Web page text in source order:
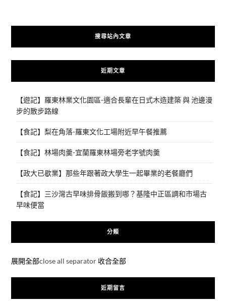
搜尋站內文章
近期文章
【遊記】羅東林業文化園區-適合長輩在日式木造建築 與 池邊漫
步的散步路線
【食記】梨在角落-羅東文化工場附近早午餐推薦
【食記】林場肉羹-宜蘭羅東林場旁老字號肉羹
【政大已歇業】那些年跟著政大學生一起畢業的老餐廳們
【食記】三沙灣古早味排骨飯搬到哪？基隆中正區調和市場古
早味便當
分類
展開全部close all separator 收合全部
近期留言